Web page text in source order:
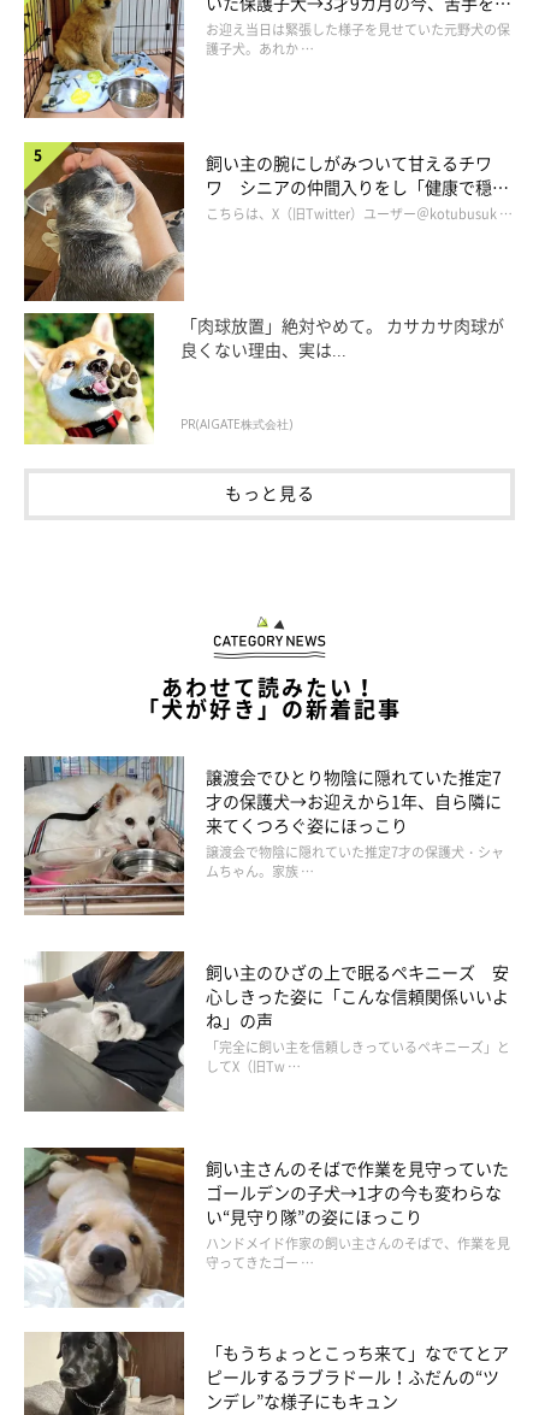
いぬのきもちweb
丸とまったく同じで、車に乗せるとヨダレを垂らし、だいたい15
分走ると吐く。吐く前は「グゥ、グゥ」という前兆が必ずあるの
がその役割をするのだが、ひとりで運転しているとかなり困る。
予兆があっても急に停められないので、ゲロキャッチは諦める。
が、そのままにしておくと福助がゲロまみれになるので、停めら
れる場所を見つけては後部座席を掃除しなくてはならない。
富士丸のとき同様、いろいろ対処法は試しているが、今のところ
コレというものはない。結局は慣れてもらうしかないので、なる
べく短い距離を車で移動して訓練をしている（車酔いするからと
出かけるのを控えているといつまでたっても慣れないので）。今
は辛いかもしれないが、将来いっしょにたくさん遊びに行くため
の試練だと思って、福助には頑張ってもらうしかない。
服し頼もしいコに成長！
お迎え当日は緊張した様子を見せていた元野犬の保
護子犬。あれか …
飼い主の腕にしがみついて甘えるチワ
ワ シニアの仲間入りをし「健康で穏や
かな暮らしが続いてほしい」と願う
こちらは、X（旧Twitter）ユーザー＠kotubusuk …
「肉球放置」絶対やめて。 カサカサ肉球が
良くない理由、実は...
PR(AIGATE株式会社)
もっと見る
あわせて読みたい！
「犬が好き」の新着記事
譲渡会でひとり物陰に隠れていた推定7
才の保護犬→お迎えから1年、自ら隣に
来てくつろぐ姿にほっこり
譲渡会で物陰に隠れていた推定7才の保護犬・シャ
ムちゃん。家族 …
飼い主のひざの上で眠るペキニーズ 安
心しきった姿に「こんな信頼関係いいよ
ね」の声
「完全に飼い主を信頼しきっているペキニーズ」と
してX（旧Tw …
飼い主さんのそばで作業を見守っていた
ゴールデンの子犬→1才の今も変わらな
い“見守り隊”の姿にほっこり
ハンドメイド作家の飼い主さんのそばで、作業を見
守ってきたゴー …
「もうちょっとこっち来て」なでてとア
ピールするラブラドール！ふだんの“ツ
ンデレ”な様子にもキュン